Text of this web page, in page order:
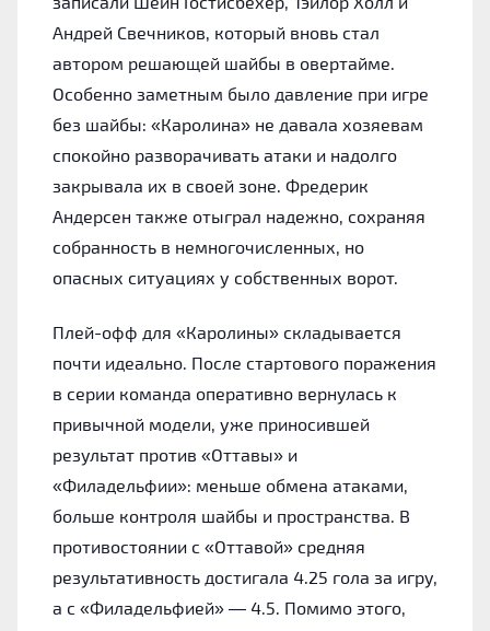
Андрей Свечников, который вновь стал
автором решающей шайбы в овертайме.
Особенно заметным было давление при игре
без шайбы: «Каролина» не давала хозяевам
спокойно разворачивать атаки и надолго
закрывала их в своей зоне. Фредерик
Андерсен также отыграл надежно, сохраняя
собранность в немногочисленных, но
опасных ситуациях у собственных ворот.
Плей-офф для «Каролины» складывается
почти идеально. После стартового поражения
в серии команда оперативно вернулась к
привычной модели, уже приносившей
результат против «Оттавы» и
«Филадельфии»: меньше обмена атаками,
больше контроля шайбы и пространства. В
противостоянии с «Оттавой» средняя
результативность достигала 4.25 гола за игру,
а с «Филадельфией» — 4.5. Помимо этого,